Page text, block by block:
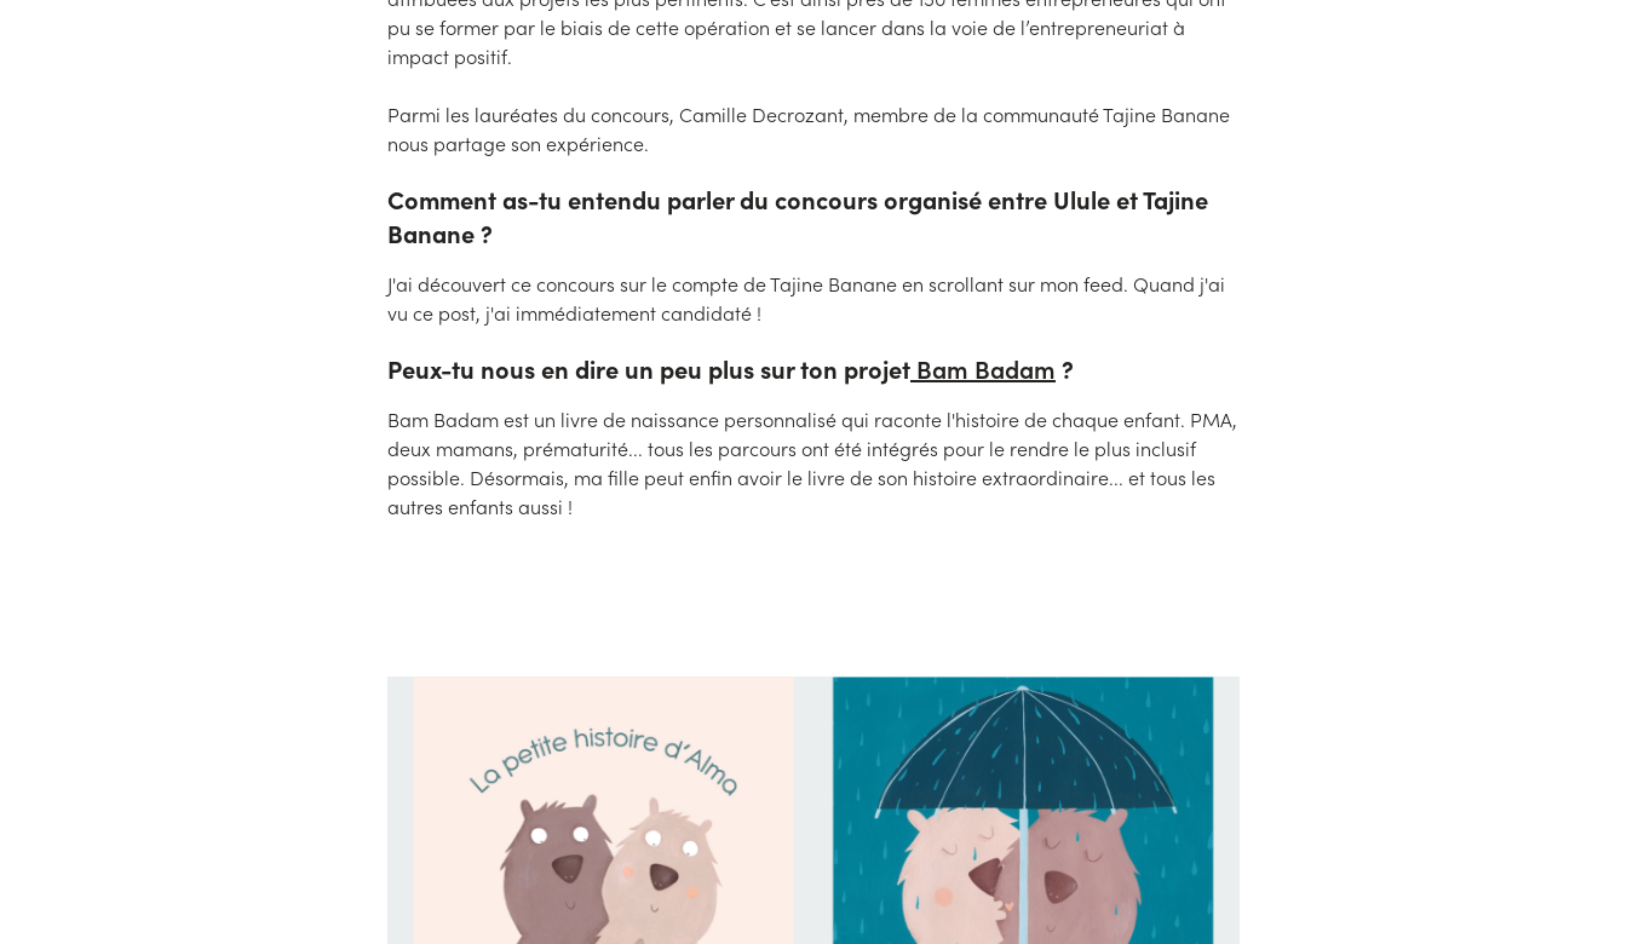
pu se former par le biais de cette opération et se lancer dans la voie de l’entrepreneuriat à
impact positif.
Parmi les lauréates du concours, Camille Decrozant, membre de la communauté Tajine Banane
nous partage son expérience.
Comment as-tu entendu parler du concours organisé entre Ulule et Tajine
Banane ?
J'ai découvert ce concours sur le compte de Tajine Banane en scrollant sur mon feed. Quand j'ai
vu ce post, j'ai immédiatement candidaté !
Peux-tu nous en dire un peu plus sur ton projet Bam Badam ?
Bam Badam est un livre de naissance personnalisé qui raconte l'histoire de chaque enfant. PMA,
deux mamans, prématurité... tous les parcours ont été intégrés pour le rendre le plus inclusif
possible. Désormais, ma fille peut enfin avoir le livre de son histoire extraordinaire... et tous les
autres enfants aussi !